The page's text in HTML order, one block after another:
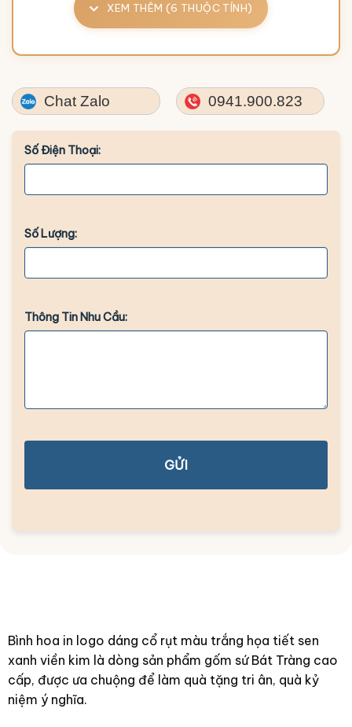
XEM THÊM (6 THUỘC TÍNH)
Chat Zalo 0941.900.823
Số Điện Thoại:
Số Lượng:
Thông Tin Nhu Cầu:
GỬI
Bình hoa in logo dáng cổ rụt màu trắng họa tiết sen
xanh viền kim là dòng sản phẩm gốm sứ Bát Tràng cao
cấp, được ưa chuộng để làm quà tặng tri ân, quà kỷ
niệm ý nghĩa.